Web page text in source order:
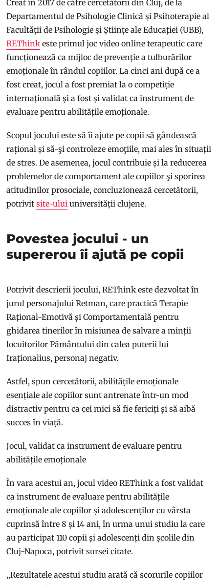
Creat în 2017 de către cercetătorii din Cluj, de la
Departamentul de Psihologie Clinică și Psihoterapie al
Facultății de Psihologie și Științe ale Educației (UBB),
REThink este primul joc video online terapeutic care
funcționează ca mijloc de prevenție a tulburărilor
emoționale în rândul copiilor. La cinci ani după ce a
fost creat, jocul a fost premiat la o competiție
internațională și a fost și validat ca instrument de
evaluare pentru abilitățile emoționale.
Scopul jocului este să îi ajute pe copii să gândească
raţional și să-şi controleze emoţiile, mai ales în situații
de stres. De asemenea, jocul contribuie și la reducerea
problemelor de comportament ale copiilor şi sporirea
atitudinilor prosociale, concluzionează cercetătorii,
potrivitsite-ului universității clujene.
Povestea jocului - un
supererou îi ajută pe copii
Potrivit descrierii jocului, REThink este dezvoltat în
jurul personajului Retman, care practică Terapie
Rațional-Emotivă și Comportamentală pentru
ghidarea tinerilor în misiunea de salvare a minții
locuitorilor Pământului din calea puterii lui
Iraționalius, personaj negativ.
Astfel, spun cercetătorii, abilitățile emoționale
esențiale ale copiilor sunt antrenate într-un mod
distractiv pentru ca cei mici să fie fericiți și să aibă
succes în viață.
Jocul, validat ca instrument de evaluare pentru
abilitățile emoționale
În vara acestui an, jocul video REThink a fost validat
ca instrument de evaluare pentru abilitățile
emoționale ale copiilor și adolescenților cu vârsta
cuprinsă între 8 și 14 ani, în urma unui studiu la care
au participat 110 copii și adolescenți din școlile din
Cluj-Napoca, potrivit sursei citate.
„Rezultatele acestui studiu arată că scorurile copiilor